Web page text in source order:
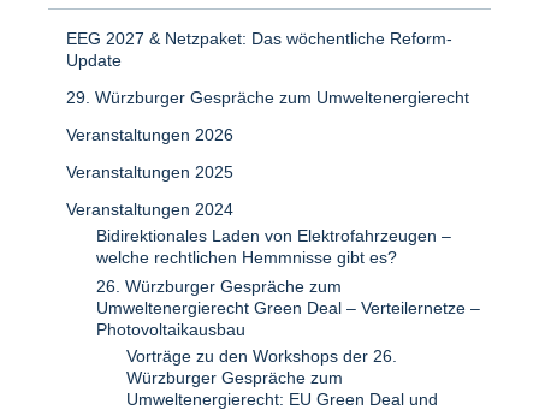
EEG 2027 & Netzpaket: Das wöchentliche Reform-
Update
29. Würzburger Gespräche zum Umweltenergierecht
Veranstaltungen 2026
Veranstaltungen 2025
Veranstaltungen 2024
Bidirektionales Laden von Elektrofahrzeugen –
welche rechtlichen Hemmnisse gibt es?
26. Würzburger Gespräche zum
Umweltenergierecht Green Deal – Verteilernetze –
Photovoltaikausbau
Vorträge zu den Workshops der 26.
Würzburger Gespräche zum
Umweltenergierecht: EU Green Deal und